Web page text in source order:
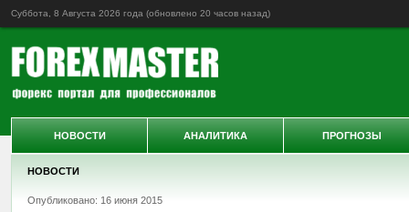
Суббота, 8 Августа 2026 года (обновлено 20 часов назад)
НОВОСТИ
Опубликовано: 16 июня 2015
НОВОСТИ АНАЛИТИКА ПРОГНОЗЫ